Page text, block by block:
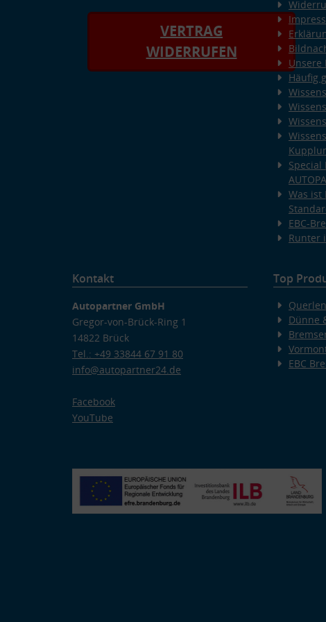
VERTRAG
WIDERRUFEN
Unsere
Häufig
Special
Was ist
EBC-
Runter
Kontakt
Autopartner GmbH
Gregor-von-Brück-Ring 1
14822 Brück
Tel.: +49 33844 67 91 80
info@autopartner24.de
Facebook
YouTube
Top
Dünne
EBC